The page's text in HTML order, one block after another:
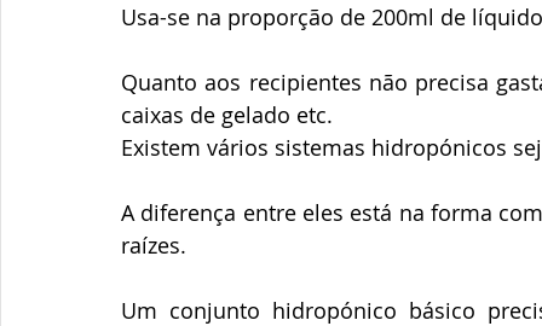
Usa-se na proporção de 200ml de
Quanto aos recipientes não precisa
caixas de gelado etc.
Existem vários sistemas hidropónicos
A diferença entre eles está na forma
raízes.
Um conjunto hidropónico básico